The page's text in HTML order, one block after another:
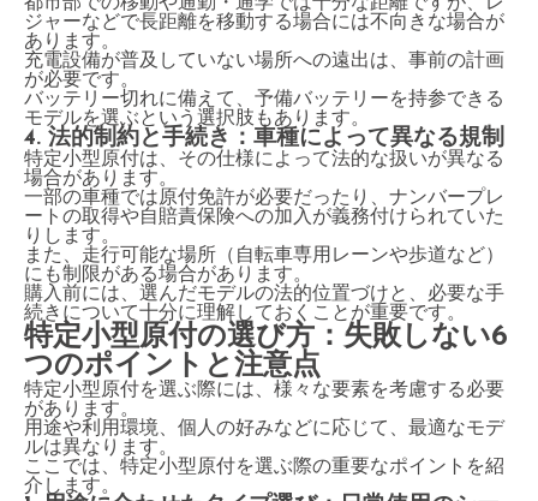
ジャーなどで長距離を移動する場合には不向きな場合が
あります。
充電設備が普及していない場所への遠出は、事前の計画
が必要です。
バッテリー切れに備えて、予備バッテリーを持参できる
モデルを選ぶという選択肢もあります。
4. 法的制約と手続き：車種によって異なる規制
特定小型原付は、その仕様によって法的な扱いが異なる
場合があります。
一部の車種では原付免許が必要だったり、ナンバープレ
ートの取得や自賠責保険への加入が義務付けられていた
りします。
また、走行可能な場所（自転車専用レーンや歩道など）
にも制限がある場合があります。
購入前には、選んだモデルの法的位置づけと、必要な手
続きについて十分に理解しておくことが重要です。
特定小型原付の選び方：失敗しない6
つのポイントと注意点
特定小型原付を選ぶ際には、様々な要素を考慮する必要
があります。
用途や利用環境、個人の好みなどに応じて、最適なモデ
ルは異なります。
ここでは、特定小型原付を選ぶ際の重要なポイントを紹
介します。